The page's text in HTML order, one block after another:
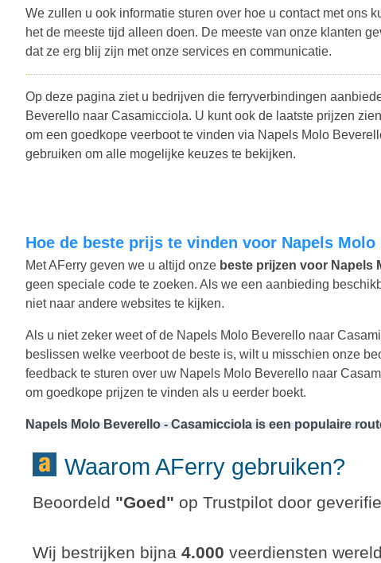
We zullen u ook informatie sturen over hoe u contact met ons
het de meeste tijd alleen doen. De meeste van onze klanten
dat ze erg blij zijn met onze services en communicatie.
Op deze pagina ziet u bedrijven die ferryverbindingen
Beverello naar Casamicciola. U kunt ook de laatste prijzen
om een goedkope veerboot te vinden via Napels Molo
gebruiken om alle mogelijke keuzes te bekijken.
Hoe de beste prijs te vinden voor Napels
Met AFerry geven we u altijd onze beste prijzen voor Napels
geen speciale code te zoeken. Als we een aanbieding
niet naar andere websites te kijken.
Als u niet zeker weet of de Napels Molo Beverello naar
beslissen welke veerboot de beste is, wilt u misschien onze
feedback te sturen over uw Napels Molo Beverello naar
om goedkope prijzen te vinden als u eerder boekt.
Napels Molo Beverello - Casamicciola is een populaire
Waarom AFerry gebruiken?
Beoordeld "Goed" op Trustpilot door
Wij bestrijken bijna 4.000 veerdiensten